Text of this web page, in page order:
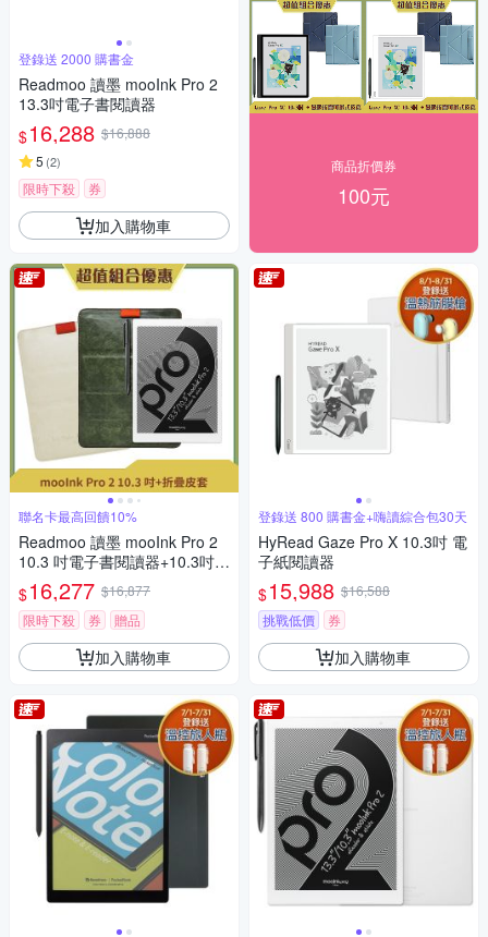
登錄送 2000 購書金
Readmoo 讀墨 mooInk Pro 2
13.3吋電子書閱讀器
$16,288 $16,888
5 (2)
限時下殺 券
加入購物車
聯名卡最高回饋10%
Readmoo 讀墨 mooInk Pro 2
10.3 吋電子書閱讀器+10.3吋折
疊皮套 (組合)
$16,277 $16,877
限時下殺
券 贈品
加入購物車
商品折價券
100元
登錄送 800 購書金+嗨讀綜合包30天
HyRead Gaze Pro X 10.3吋 電
子紙閱讀器
$15,988 $16,588
挑戰低價
券
加入購物車